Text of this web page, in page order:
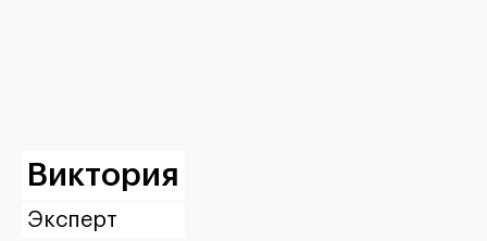
Виктория
Эксперт